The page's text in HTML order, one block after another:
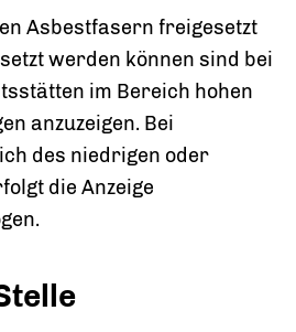
Asbestfasern freigesetzt
werden können sind bei
im Bereich hohen
anzuzeigen. Bei
des niedrigen oder
die Anzeige